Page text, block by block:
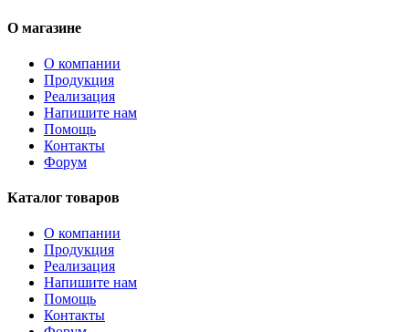
О магазине
О компании
Продукция
Реализация
Напишите нам
Помощь
Контакты
Форум
Каталог товаров
О компании
Продукция
Реализация
Напишите нам
Помощь
Контакты